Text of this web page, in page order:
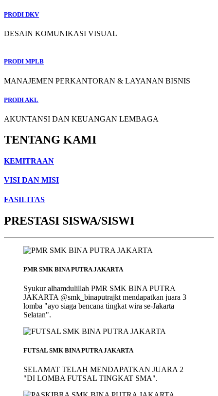
PRODI DKV
DESAIN KOMUNIKASI VISUAL
PRODI MPLB
MANAJEMEN PERKANTORAN & LAYANAN BISNIS
PRODI AKL
AKUNTANSI DAN KEUANGAN LEMBAGA
TENTANG KAMI
KEMITRAAN
VISI DAN MISI
FASILITAS
PRESTASI SISWA/SISWI
PMR SMK BINA PUTRA JAKARTA
Syukur alhamdulillah PMR SMK BINA PUTRA
JAKARTA @smk_binaputrajkt mendapatkan juara 3
lomba "ayo siaga bencana tingkat wira se-Jakarta
Selatan".
FUTSAL SMK BINA PUTRA JAKARTA
SELAMAT TELAH MENDAPATKAN JUARA 2
"DI LOMBA FUTSAL TINGKAT SMA".